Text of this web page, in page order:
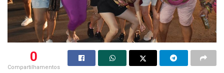
0
Compartilhamentos